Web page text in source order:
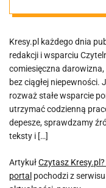
Kresy.pl każdego dnia
redakcji i wsparciu
comiesięczna
bez ciągłej niepewności.
rozważ stałe wsparcie
utrzymać codzienną
depesze, sprawdzamy
teksty i […]
ArtykułCzytasz
portal pochodzi z serwisu